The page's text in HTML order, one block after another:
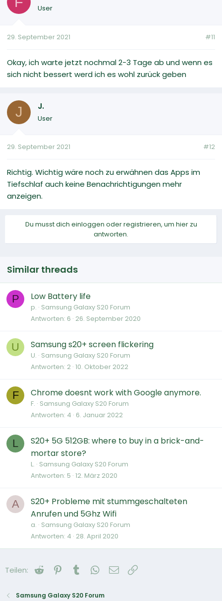
User
29. September 2021 #11
Okay, ich warte jetzt nochmal 2-3 Tage ab und wenn es
sich nicht bessert werd ich es wohl zurück geben
J J.
User
29. September 2021 #12
Richtig. Wichtig wäre noch zu erwähnen das Apps im
Tiefschlaf auch keine Benachrichtigungen mehr
anzeigen.
Du musst dich einloggen oder registrieren, um hier zu
antworten.
Similar threads
P Low Battery life
p. Samsung Galaxy S20 Forum
Antworten 6 26. September 2020
U Samsung s20+ screen flickering
U. Samsung Galaxy S20 Forum
Antworten 2 10. Oktober 2022
F Chrome doesnt work with Google anymore.
F. Samsung Galaxy S20 Forum
Antworten 4 6. Januar 2022
L
S20+ 5G 512GB: where to buy in a brick-and-
mortar store?
L. Samsung Galaxy S20 Forum
Antworten 5 12. März 2020
A
S20+ Probleme mit stummgeschalteten
Anrufen und 5Ghz Wifi
a. Samsung Galaxy S20 Forum
Antworten 4 28. April 2020
Teilen: Reddit Pinterest
Tumblr WhatsApp
E-Mail
Samsung Galaxy S20 Forum